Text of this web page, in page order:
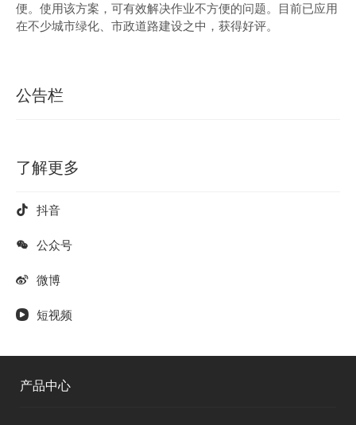
便。使用该方案，可有效解决作业不方便的问题。目前已应用
在不少城市绿化、市政道路建设之中，获得好评。
公告栏
了解更多
抖音
公众号
微博
短视频
产品中心